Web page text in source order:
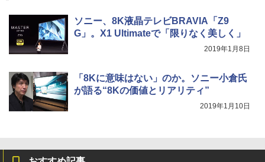
ソニー、8K液晶テレビBRAVIA「Z9
G」。X1 Ultimateで「限りなく美しく」
2019年1月8日
「8Kに意味はない」のか。ソニー小倉氏
が語る“8Kの価値とリアリティ”
2019年1月10日